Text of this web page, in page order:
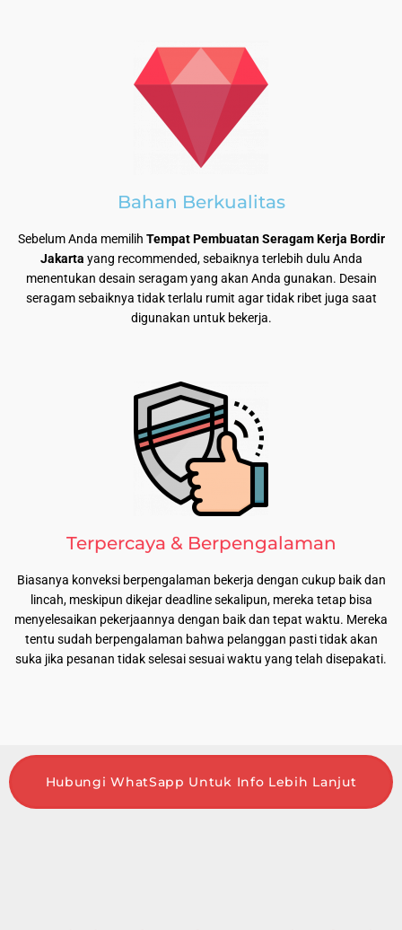
Bahan Berkualitas
Sebelum Anda memilih Tempat Pembuatan Seragam Kerja Bordir
Jakarta yang recommended, sebaiknya terlebih dulu Anda
menentukan desain seragam yang akan Anda gunakan. Desain
seragam sebaiknya tidak terlalu rumit agar tidak ribet juga saat
digunakan untuk bekerja.
Terpercaya & Berpengalaman
Biasanya konveksi berpengalaman bekerja dengan cukup baik dan
lincah, meskipun dikejar deadline sekalipun, mereka tetap bisa
menyelesaikan pekerjaannya dengan baik dan tepat waktu. Mereka
tentu sudah berpengalaman bahwa pelanggan pasti tidak akan
suka jika pesanan tidak selesai sesuai waktu yang telah disepakati.
Hubungi WhatSapp Untuk Info Lebih Lanjut